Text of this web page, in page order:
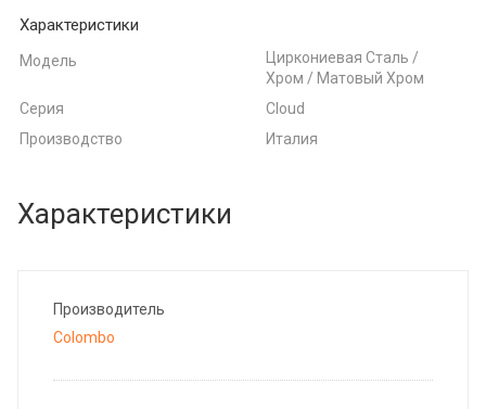
Характеристики
Модель
Циркониевая Сталь /
Хром / Матовый Хром
Серия
Cloud
Производство
Италия
Характеристики
Производитель
Colombo